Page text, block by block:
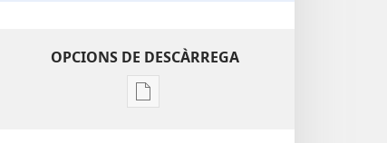
OPCIONS DE DESCÀRREGA
Opcions